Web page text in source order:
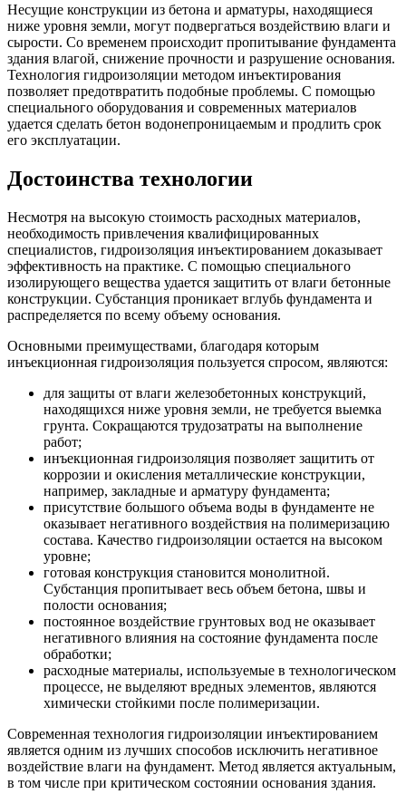
Несущие конструкции из бетона и арматуры, находящиеся
ниже уровня земли, могут подвергаться воздействию влаги и
сырости. Со временем происходит пропитывание фундамента
здания влагой, снижение прочности и разрушение основания.
Технология гидроизоляции методом инъектирования
позволяет предотвратить подобные проблемы. С помощью
специального оборудования и современных материалов
удается сделать бетон водонепроницаемым и продлить срок
его эксплуатации.
Достоинства технологии
Несмотря на высокую стоимость расходных материалов,
необходимость привлечения квалифицированных
специалистов, гидроизоляция инъектированием доказывает
эффективность на практике. С помощью специального
изолирующего вещества удается защитить от влаги бетонные
конструкции. Субстанция проникает вглубь фундамента и
распределяется по всему объему основания.
Основными преимуществами, благодаря которым
инъекционная гидроизоляция пользуется спросом, являются:
для защиты от влаги железобетонных конструкций,
находящихся ниже уровня земли, не требуется выемка
грунта. Сокращаются трудозатраты на выполнение
работ;
инъекционная гидроизоляция позволяет защитить от
коррозии и окисления металлические конструкции,
например, закладные и арматуру фундамента;
присутствие большого объема воды в фундаменте не
оказывает негативного воздействия на полимеризацию
состава. Качество гидроизоляции остается на высоком
уровне;
готовая конструкция становится монолитной.
Субстанция пропитывает весь объем бетона, швы и
полости основания;
постоянное воздействие грунтовых вод не оказывает
негативного влияния на состояние фундамента после
обработки;
расходные материалы, используемые в технологическом
процессе, не выделяют вредных элементов, являются
химически стойкими после полимеризации.
Современная технология гидроизоляции инъектированием
является одним из лучших способов исключить негативное
воздействие влаги на фундамент. Метод является актуальным,
в том числе при критическом состоянии основания здания.